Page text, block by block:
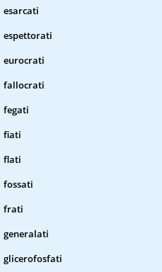
esarcati
espettorati
eurocrati
fallocrati
fegati
fiati
flati
fossati
frati
generalati
glicerofosfati